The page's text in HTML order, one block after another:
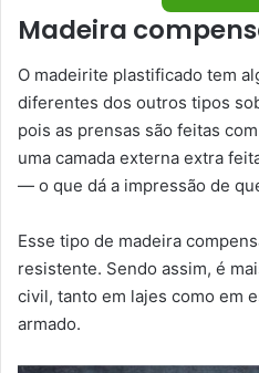
Madeira
O madeirite plastificado tem
diferentes dos outros tipos
pois as prensas são feitas
uma camada externa extra
— o que dá a impressão de
Esse tipo de madeira
resistente. Sendo assim, é
civil, tanto em lajes como em
armado.